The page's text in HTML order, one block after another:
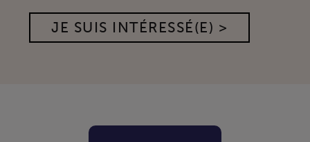
JE SUIS INTÉRESSÉ(E) >